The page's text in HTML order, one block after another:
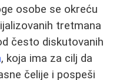
osobe se okreću
tretmana
često diskutovanih
, koja ima za cilj da
čelije i pospeši